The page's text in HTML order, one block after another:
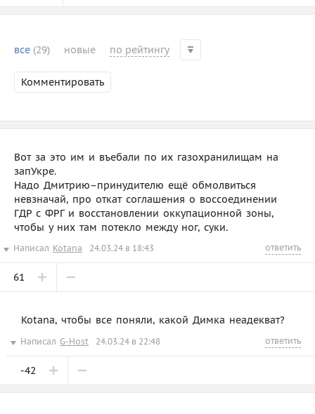
все (29) новые по рейтингу
Комментировать
Вот за это им и въебали по их газохранилищам на
запУкре.
Надо Дмитрию–принудителю ещё обмолвиться
невзначай, про откат соглашения о воссоединении
ГДР с ФРГ и восстановлении оккупационной зоны,
чтобы у них там потекло между ног, суки.
Написал Kotana 24.03.24 в 18:43 ответить
61
Kotana, чтобы все поняли, какой Димка неадекват?
Написал G-Host 24.03.24 в 22:48 ответить
-42